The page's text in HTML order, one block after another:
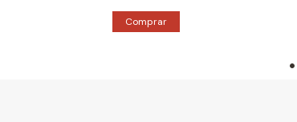
Comprar